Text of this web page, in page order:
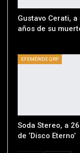
Gustavo Cerati, a
años de su
EFEMÉRIDE QRP
Soda Stereo, a
de ‘Disco Eterno’